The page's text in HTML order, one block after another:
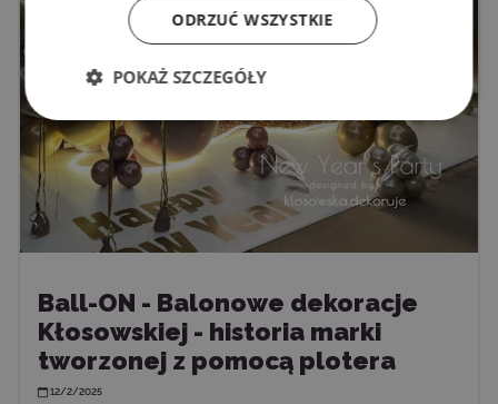
Ball-ON - Balonowe dekoracje
Kłosowskiej - historia marki
tworzonej z pomocą plotera
12/2/2025
ODRZUĆ WSZYSTKIE
POKAŻ SZCZEGÓŁY